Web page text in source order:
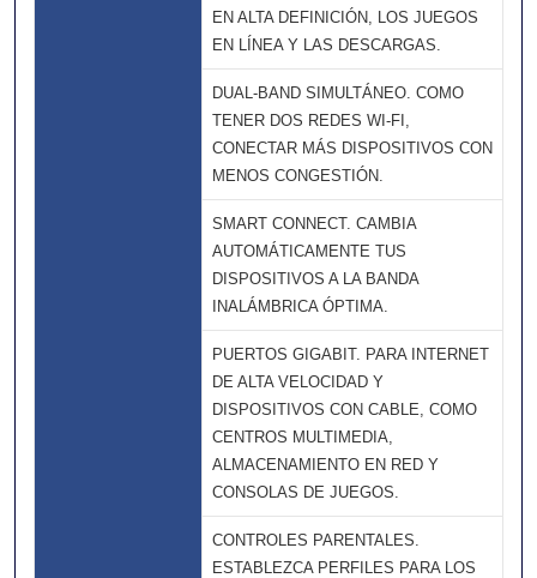
EN ALTA DEFINICIÓN, LOS JUEGOS
EN LÍNEA Y LAS DESCARGAS.
DUAL-BAND SIMULTÁNEO. COMO
TENER DOS REDES WI-FI,
CONECTAR MÁS DISPOSITIVOS CON
MENOS CONGESTIÓN.
SMART CONNECT. CAMBIA
AUTOMÁTICAMENTE TUS
DISPOSITIVOS A LA BANDA
INALÁMBRICA ÓPTIMA.
PUERTOS GIGABIT. PARA INTERNET
DE ALTA VELOCIDAD Y
DISPOSITIVOS CON CABLE, COMO
CENTROS MULTIMEDIA,
ALMACENAMIENTO EN RED Y
CONSOLAS DE JUEGOS.
CONTROLES PARENTALES.
ESTABLEZCA PERFILES PARA LOS